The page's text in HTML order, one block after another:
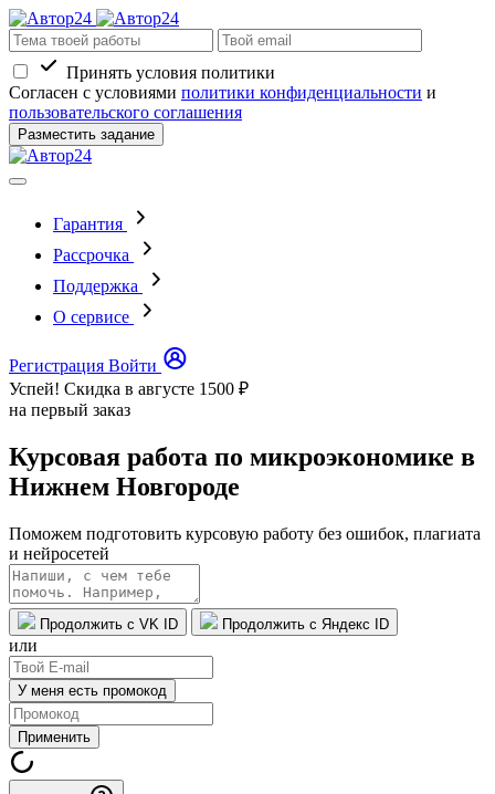
Принять условия политики
Согласен с условиями политики конфиденциальности и
пользовательского соглашения
Разместить задание
Гарантия
Рассрочка
Поддержка
О сервисе
Регистрация Войти
Успей! Скидка в августе 1500 ₽
на первый заказ
Курсовая работа по микроэкономике в
Нижнем Новгороде
Поможем подготовить курсовую работу без ошибок, плагиата
и нейросетей
Продолжить с VK ID Продолжить с Яндекс ID
или
У меня есть промокод
Применить